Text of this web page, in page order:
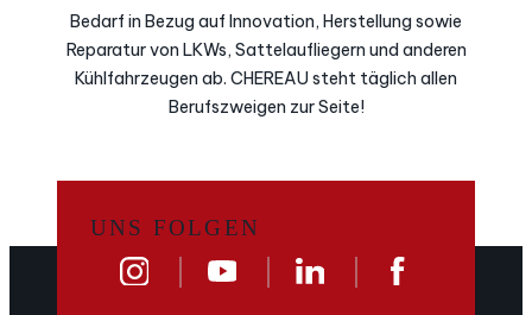
Bedarf in Bezug auf Innovation, Herstellung sowie
Reparatur von LKWs, Sattelaufliegern und anderen
Kühlfahrzeugen ab. CHEREAU steht täglich allen
Berufszweigen zur Seite!
UNS FOLGEN